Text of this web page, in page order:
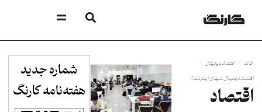
خانه / اقتصاد دیجیتال /
اقتصاد دیجیتال منهای اینترنت؟!
اقتصاد
شماره جدید
هفته‌نامه کارنگ​